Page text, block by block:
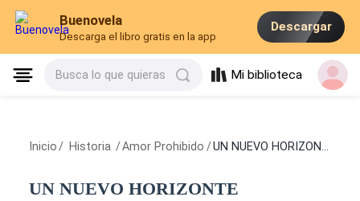
Buenovela
Descarga el libro gratis en la app
Descargar
Busca lo que quieras Mi biblioteca
Inicio / Historia /Amor Prohibido /UN NUEVO HORIZONTE
UN NUEVO HORIZONTE